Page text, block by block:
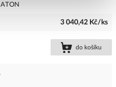
3 040,42 Kč/ks
do košíku